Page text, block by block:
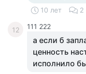
10 лет 2
12 111 222
а если б
ценность
исполнило